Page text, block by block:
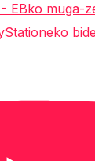
EBko muga-